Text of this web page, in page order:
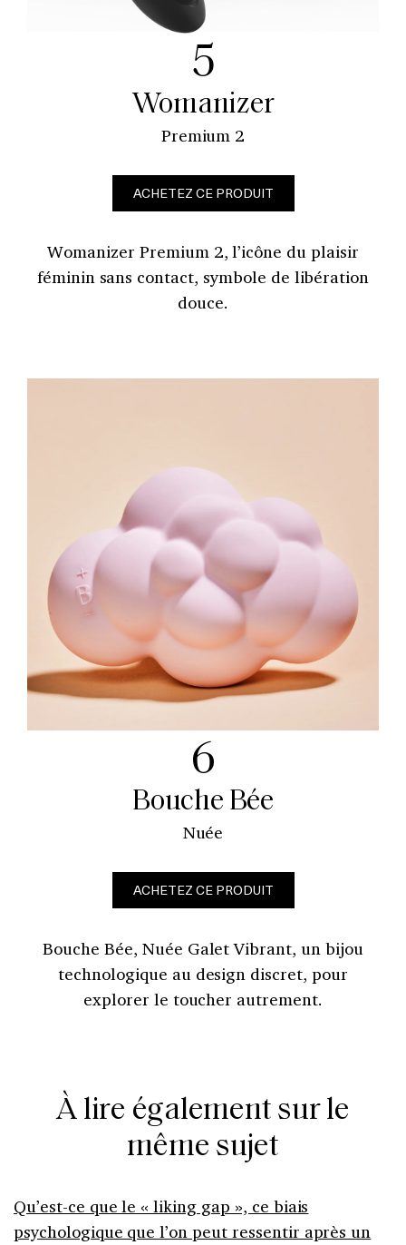
5
Womanizer
Premium 2
ACHETEZ CE PRODUIT
Womanizer Premium 2, l’icône du plaisir
féminin sans contact, symbole de libération
douce.
6
Bouche Bée
Nuée
ACHETEZ CE PRODUIT
Bouche Bée, Nuée Galet Vibrant, un bijou
technologique au design discret, pour
explorer le toucher autrement.
À lire également sur le
même sujet
Qu’est-ce que le « liking gap », ce biais
psychologique que l’on peut ressentir après un